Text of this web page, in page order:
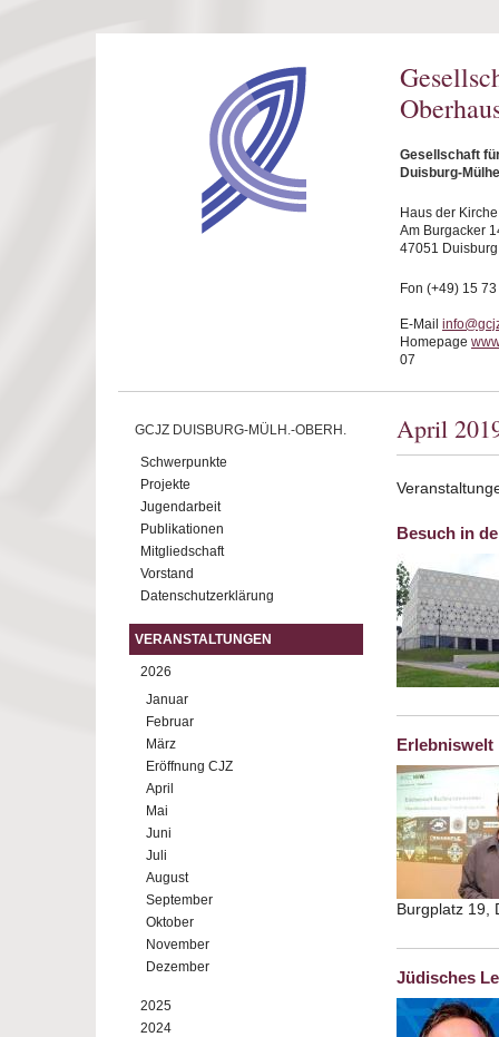
Gesellschaft
Duisburg-
Haus der Kirche
Am Burgacker
47051 Duisburg
Fon (+49) 15
E-Mail
Homepage
07
GCJZ DUISBURG-MÜLH.-OBERH.
Schwerpunkte
Projekte
Jugendarbeit
Publikationen
Mitgliedschaft
Vorstand
Datenschutzerklärung
VERANSTALTUNGEN
2026
Januar
Februar
März
Eröffnung CJZ
April
Mai
Juni
Juli
August
September
Oktober
November
Dezember
2025
2024
April
Besuch in
Erlebniswelt
Burgplatz 19,
Jüdisches